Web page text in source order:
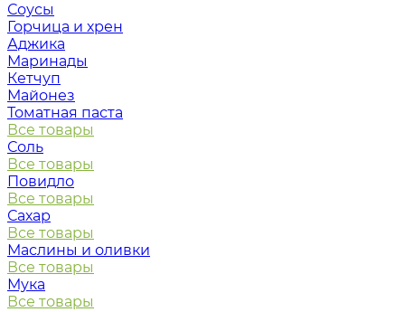
Соусы
Горчица и хрен
Аджика
Маринады
Кетчуп
Майонез
Томатная паста
Все товары
Соль
Все товары
Повидло
Все товары
Сахар
Все товары
Маслины и оливки
Все товары
Мука
Все товары